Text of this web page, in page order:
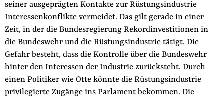
seiner ausgeprägten Kontakte zur Rüstungsindustrie
Interessenkonflikte vermeidet. Das gilt gerade in einer
Zeit, in der die Bundesregierung Rekordinvestitionen in
die Bundeswehr und die Rüstungsindustrie tätigt. Die
Gefahr besteht, dass die Kontrolle über die Bundeswehr
hinter den Interessen der Industrie zurücksteht. Durch
einen Politiker wie Otte könnte die Rüstungsindustrie
privilegierte Zugänge ins Parlament bekommen. Die